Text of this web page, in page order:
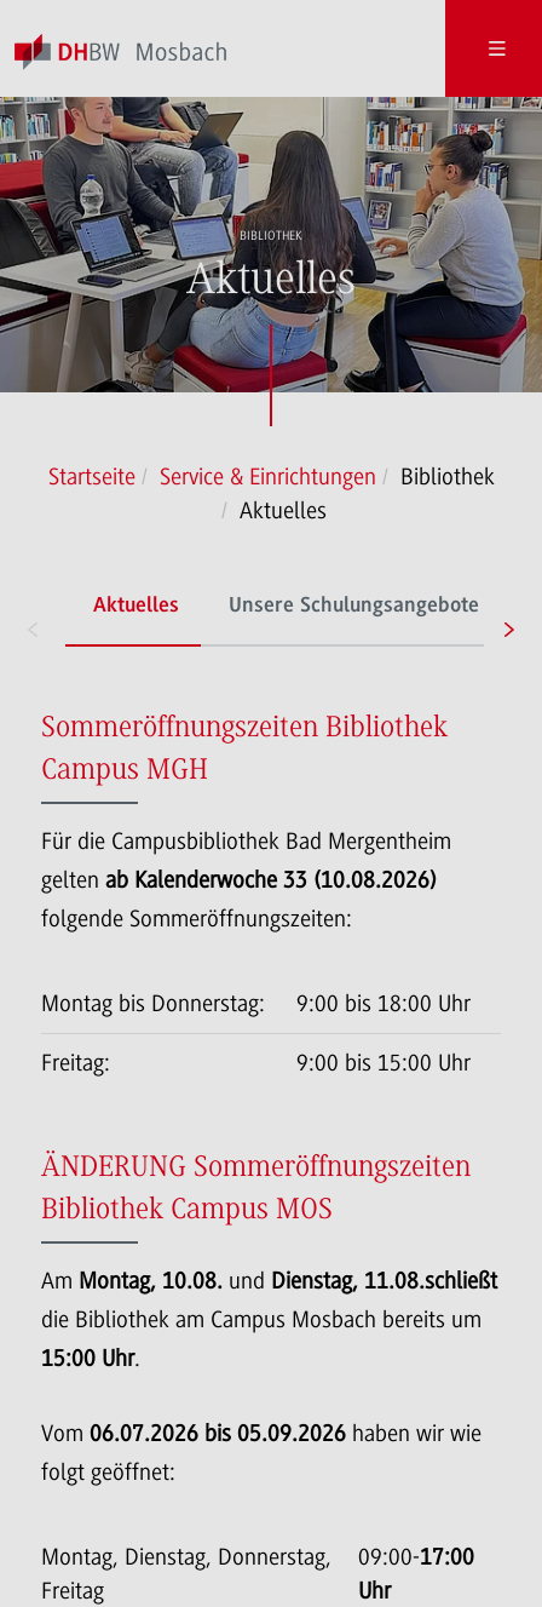
BIBLIOTHEK
Aktuelles
Startseite Service & Einrichtungen
Bibliothek
Aktuelles
Aktuelles Unsere Schulungsangebote
Sommeröffnungszeiten Bibliothek
Campus MGH
Für die Campusbibliothek Bad Mergentheim
gelten ab Kalenderwoche 33 (10.08.2026)
folgende Sommeröffnungszeiten:
Montag bis Donnerstag: 9:00 bis 18:00 Uhr
Freitag: 9:00 bis 15:00 Uhr
ÄNDERUNG Sommeröffnungszeiten
Bibliothek Campus MOS
Am Montag, 10.08. und Dienstag, 11.08.schließt
die Bibliothek am Campus Mosbach bereits um
15:00 Uhr.
Vom 06.07.2026 bis 05.09.2026 haben wir wie
folgt geöffnet:
Montag, Dienstag, Donnerstag,
Freitag
09:00-17:00
Uhr